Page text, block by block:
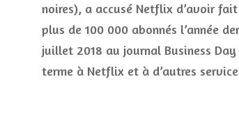
noires), a accusé Netflix d’avoir
plus de 100 000 abonnés l’année
juillet 2018 au journal Business
terme à Netflix et à d’autres